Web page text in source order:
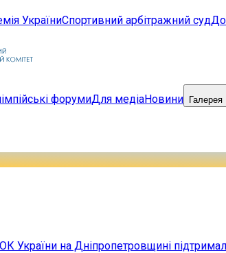
УкраїниСпортивний арбітражний суд
форумиДля медіаНовини Галерея
України на Дніпропетровщині